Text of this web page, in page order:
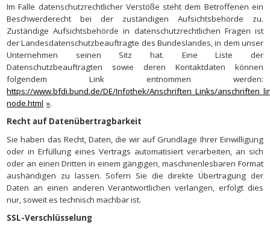
Im Falle datenschutzrechtlicher Verstöße steht dem Betroffenen ein
Beschwerderecht bei der zuständigen Aufsichtsbehörde zu.
Zuständige Aufsichtsbehörde in datenschutzrechtlichen Fragen ist
der Landesdatenschutzbeauftragte des Bundeslandes, in dem unser
Unternehmen seinen Sitz hat. Eine Liste der
Datenschutzbeauftragten sowie deren Kontaktdaten können
folgendem Link entnommen werden:
https://www.bfdi.bund.de/DE/Infothek/Anschriften_Links/
node.html
.
Recht auf Datenübertragbarkeit
Sie haben das Recht, Daten, die wir auf Grundlage Ihrer Einwilligung
oder in Erfüllung eines Vertrags automatisiert verarbeiten, an sich
oder an einen Dritten in einem gängigen, maschinenlesbaren Format
aushändigen zu lassen. Sofern Sie die direkte Übertragung der
Daten an einen anderen Verantwortlichen verlangen, erfolgt dies
nur, soweit es technisch machbar ist.
SSL-Verschlüsselung